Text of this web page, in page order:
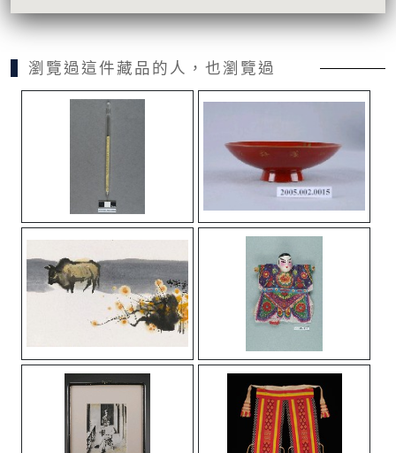
瀏覽過這件藏品的人，也瀏覽過